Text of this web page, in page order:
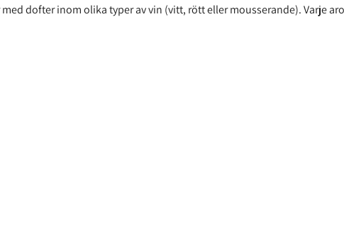
dofter inom olika typer av vin (vitt, rött eller mousserande). Varje